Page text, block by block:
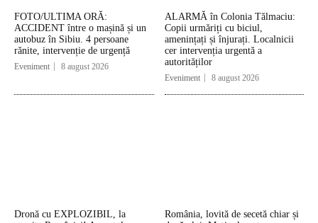
FOTO/ULTIMA ORĂ:
ACCIDENT între o mașină și un
autobuz în Sibiu. 4 persoane
rănite, intervenție de urgență
Eveniment 8 august 2026
ALARMĂ în Colonia Tălmaciu:
Copii urmăriți cu biciul,
amenințați și înjurați. Localnicii
cer intervenția urgentă a
autorităților
Eveniment 8 august 2026
Dronă cu EXPLOZIBIL, la
România, lovită de secetă chiar și